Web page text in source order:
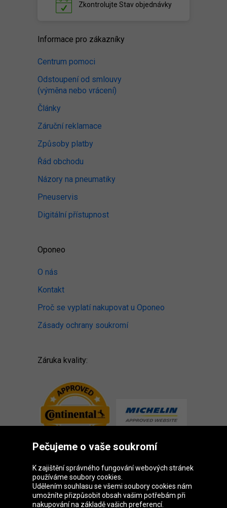
Zkontrolujte Stav objednávky
Informace pro zákazníky
Centrum pomoci
Odstoupení od smlouvy
(výměna nebo vrácení)
Články
Záruční reklamace
Způsoby platby
Řád obchodu
Názory na pneumatiky
Pneuservis
Digitální přístupnost
Oponeo
O nás
Kontakt
Proč se vyplatí nakupovat u Oponeo
Zásady ochrany soukromí
Záruka kvality:
Skupina Oponeo
Pečujeme o vaše soukromí
K zajištění správného fungování webových stránek
používáme soubory cookies.
Udělením souhlasu se všemi soubory cookies nám
umožníte přizpůsobit obsah vašim potřebám při
nakupování na základě vašich preferencí.